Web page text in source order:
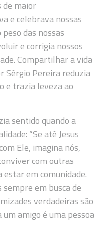
de maior
e celebrava nossas
das nossas
e corrigia nossos
Compartilhar a vida
Sérgio Pereira reduzia
e trazia leveza ao
sentido quando a
“Se até Jesus
Ele, imagina nós,
com outras
estar em comunidade.
em busca de
verdadeiras são
amigo é uma pessoa